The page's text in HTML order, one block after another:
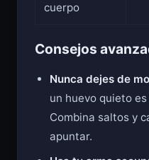
cuerpo
Consejos
Nunca dejes de
un huevo quieto
Combina saltos y
apuntar.